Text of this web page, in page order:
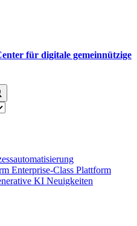
für digitale gemeinnützige
Enterprise-Class Plattform
KI Neuigkeiten